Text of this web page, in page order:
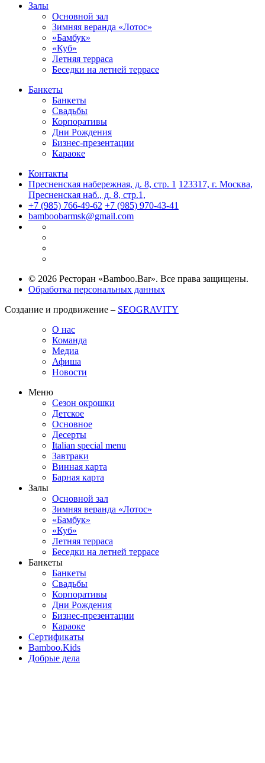
Залы
Основной зал
Зимняя веранда «Лотос»
«Бамбук»
«Куб»
Летняя терраса
Беседки на летней террасе
Банкеты
Банкеты
Свадьбы
Корпоративы
Дни Рождения
Бизнес-презентации
Караоке
Контакты
Пресненская набережная, д. 8, стр. 1 123317, г. Москва,
Пресненская наб., д. 8, стр.1,
+7 (985) 766-49-62 +7 (985) 970-43-41
bamboobarmsk@gmail.com
© 2026 Ресторан «Bamboo.Bar». Все права защищены.
Обработка персональных данных
Создание и продвижение – SEOGRAVITY
О нас
Команда
Медиа
Афиша
Новости
Меню
Сезон окрошки
Детское
Основное
Десерты
Italian special menu
Завтраки
Винная карта
Барная карта
Залы
Основной зал
Зимняя веранда «Лотос»
«Бамбук»
«Куб»
Летняя терраса
Беседки на летней террасе
Банкеты
Банкеты
Свадьбы
Корпоративы
Дни Рождения
Бизнес-презентации
Караоке
Сертификаты
Bamboo.Kids
Добрые дела